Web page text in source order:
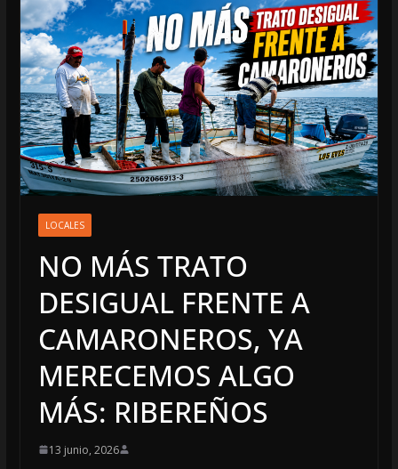
LOCALES
NO MÁS TRATO
DESIGUAL FRENTE A
CAMARONEROS, YA
MERECEMOS ALGO
MÁS: RIBEREÑOS
13 junio, 2026